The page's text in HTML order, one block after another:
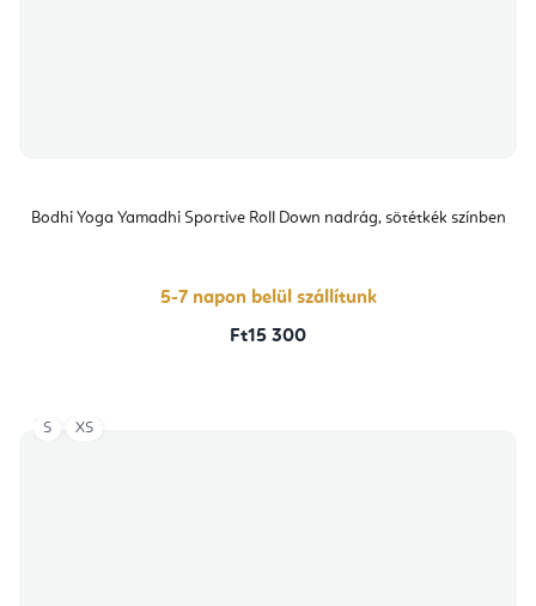
Bodhi Yoga Yamadhi Sportive Roll Down nadrág, sötétkék színben
5-7 napon belül szállítunk
Ft15 300
S XS